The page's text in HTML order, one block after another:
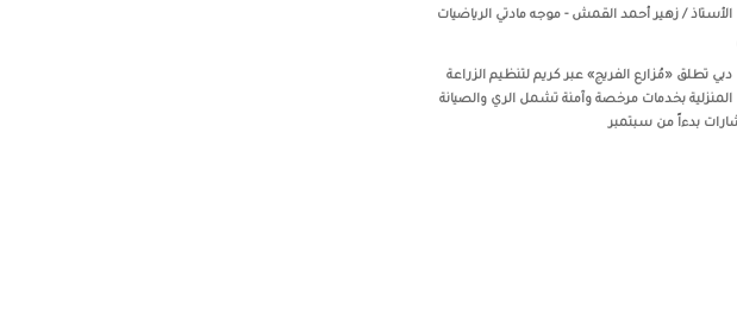
الأستاذ / زهير أحمد القمش - موجه مادتي الرياضيات
دبي تطلق «مُزارع الفريج» عبر كريم لتنظيم الزراعة
المنزلية بخدمات مرخصة وآمنة تشمل الري والصيانة
بدءاً من سبتمبر